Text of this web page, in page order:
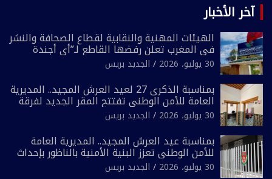
آخر الأخبار
الهيئات المهنية والنقابية لقطاع الصحافة والنشر
في المغرب تعلن رفضها القاطع لـ”أي أجندة
انتخابية مُعدة على مقاس سياسي ومصلحي
ضيق”
30 يوليو، 2026 الجديد بريس
بمناسبة الذكرى 27 لعيد العرش المجيد.. المديرية
العامة للأمن الوطني تفتتح المقر الجديد لفرقة
الشرطة السياحية بفاس
30 يوليو، 2026 الجديد بريس
بمناسبة عيد العرش المجيد.. المديرية العامة
للأمن الوطني تعزز البنية الأمنية بالناظور بإحداث
فرقتين جديدتين
30 يوليو، 2026 الجديد بريس